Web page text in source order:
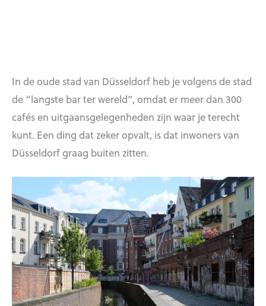
In de oude stad van Düsseldorf heb je volgens de stad
de “langste bar ter wereld”, omdat er meer dan 300
cafés en uitgaansgelegenheden zijn waar je terecht
kunt. Een ding dat zeker opvalt, is dat inwoners van
Düsseldorf graag buiten zitten.